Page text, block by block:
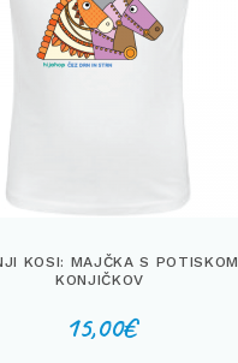
KOSI: MAJČKA S POTISKOM
KONJIČKOV
15,00€